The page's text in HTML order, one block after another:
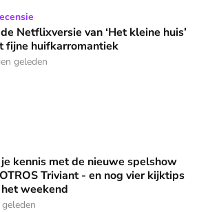
van ‘Het kleine huis’ biedt fijne
Netflixversie van ‘Het kleine huis’
fijne huifkarromantiek
geleden
de nieuwe spelshow AVROTROS
kennis met de nieuwe spelshow
Triviant - en nog vier kijktips
weekend